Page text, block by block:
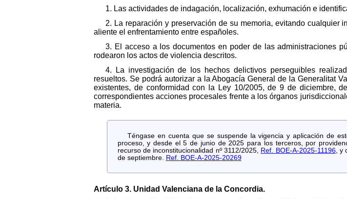
1. Las actividades de indagación, localización, exhumación e
2. La reparación y preservación de su memoria, evitando cualquier
aliente el enfrentamiento entre españoles.
3. El acceso a los documentos en poder de las administraciones
rodearon los actos de violencia descritos.
4. La investigación de los hechos delictivos perseguibles
resueltos. Se podrá autorizar a la Abogacía General de la Generalitat
existentes, de conformidad con la Ley 10/2005, de 9 de diciembre,
correspondientes acciones procesales frente a los órganos
materia.
Téngase en cuenta que se suspende la vigencia y aplicación de
proceso, y desde el 5 de junio de 2025 para los terceros, por
recurso de inconstitucionalidad nº 3112/2025, Ref. BOE-A-2025-11196, y
de septiembre. Ref. BOE-A-2025-20269
Artículo 3. Unidad Valenciana de la Concordia.